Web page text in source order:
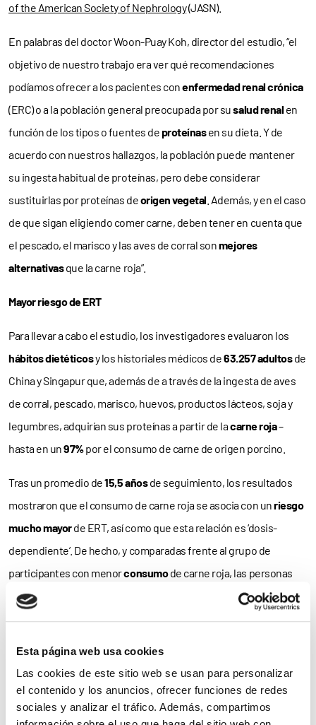
Esta página web usa cookies
Las cookies de este sitio web se usan para personalizar
el contenido y los anuncios, ofrecer funciones de redes
sociales y analizar el tráfico. Además, compartimos
of the American Society of Nephrology(JASN).
En palabras del doctor Woon-Puay Koh, director del estudio, “el
objetivo de nuestro trabajo era ver qué recomendaciones
podíamos ofrecer a los pacientes conenfermedad renal crónica
(ERC) o a la población general preocupada por susalud renalen
función de los tipos o fuentes deproteínasen su dieta. Y de
acuerdo con nuestros hallazgos, la población puede mantener
su ingesta habitual de proteínas, pero debe considerar
sustituirlas por proteínas deorigen vegetal. Además, y en el caso
de que sigan eligiendo comer carne, deben tener en cuenta que
el pescado, el marisco y las aves de corral sonmejores
alternativasque la carne roja”.
Mayor riesgo de ERT
Para llevar a cabo el estudio, los investigadores evaluaron los
hábitos dietéticosy los historiales médicos de63.257 adultosde
China y Singapur que, además de a través de la ingesta de aves
de corral, pescado, marisco, huevos, productos lácteos, soja y
legumbres, adquirían sus proteínas a partir de lacarne roja–
hasta en un97%por el consumo de carne de origen porcino.
Tras un promedio de15,5 añosde seguimiento, los resultados
mostraron que el consumo de carne roja se asocia con unriesgo
mucho mayorde ERT, así como que esta relación es ‘dosis-
dependiente’. De hecho, y comparadas frente al grupo de
participantes con menorconsumode carne roja, las personas
cuyas dietas incluían las mayores cantidades de este tipo de
carne tuvieron un riesgo hasta un40%mayor de padecer ERT.
Por el contrario, no se observó ninguna
consumo de aves de corral,pescado, marisco, huevos o
productos lácteos con la ERT. Además, la ingesta de soja y
legumbresse asoció con un efecto protector, aun mínimo,